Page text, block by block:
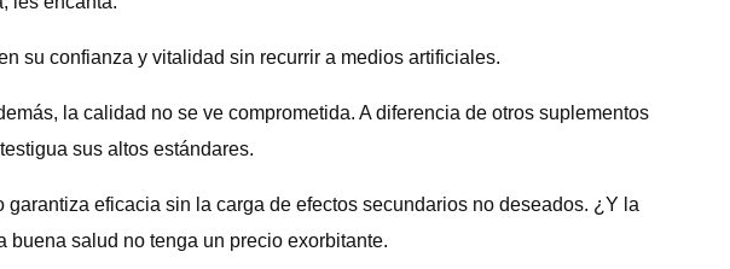
su confianza y vitalidad sin recurrir a medios artificiales.
la calidad no se ve comprometida. A diferencia de otros suplementos
sus altos estándares.
eficacia sin la carga de efectos secundarios no deseados. ¿Y la
salud no tenga un precio exorbitante.